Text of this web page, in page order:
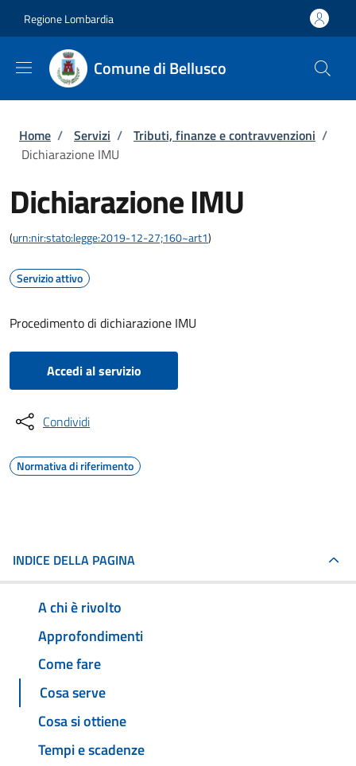
Regione Lombardia
Comune di Bellusco
Briciole di pane
Home / Servizi / Tributi, finanze e contravvenzioni /
Dichiarazione IMU
Dichiarazione IMU
(urn:nir:stato:legge:2019-12-27;160~art1)
Servizio attivo
Procedimento di dichiarazione IMU
Accedi al servizio
Condividi
Normativa di riferimento
INDICE DELLA PAGINA
A chi è rivolto
Approfondimenti
Come fare
Cosa serve
Cosa si ottiene
Tempi e scadenze